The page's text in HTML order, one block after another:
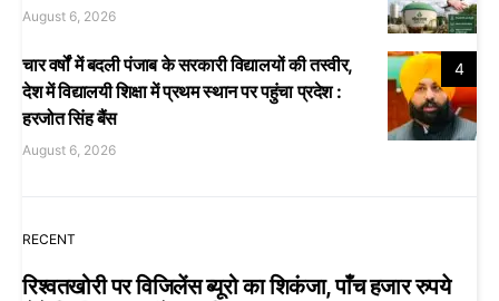
August 6, 2026
4
चार वर्षों में बदली पंजाब के सरकारी विद्यालयों की तस्वीर,
देश में विद्यालयी शिक्षा में प्रथम स्थान पर पहुंचा प्रदेश :
हरजोत सिंह बैंस
August 6, 2026
RECENT
रिश्वतखोरी पर विजिलेंस ब्यूरो का शिकंजा, पाँच हजार रुपये